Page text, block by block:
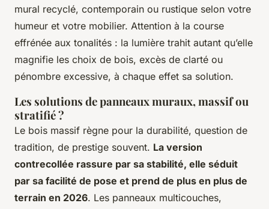
mural recyclé, contemporain ou rustique selon votre
humeur et votre mobilier. Attention à la course
effrénée aux tonalités : la lumière trahit autant qu’elle
magnifie les choix de bois, excès de clarté ou
pénombre excessive, à chaque effet sa solution.
Les solutions de panneaux muraux, massif ou
stratifié ?
Le bois massif règne pour la durabilité, question de
tradition, de prestige souvent. La version
contrecollée rassure par sa stabilité, elle séduit
par sa facilité de pose et prend de plus en plus de
terrain en 2026. Les panneaux multicouches,